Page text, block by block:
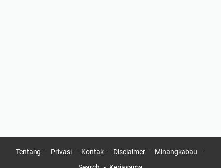
Tentang Privasi Kontak Disclaimer
Minangkabau